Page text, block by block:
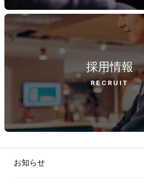
採用情報
RECRUIT
お知らせ